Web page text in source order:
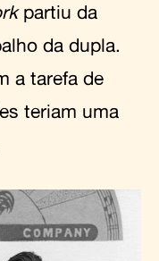
partiu da
da dupla.
a tarefa de
teriam uma